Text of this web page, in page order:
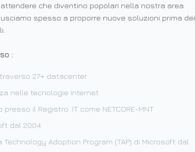
che diventino popolari nella nostra area
spesso a proporre nuove soluzioni prima dei
:
27+ datacenter
nelle tecnologie Internet
il Registro .IT come NETCORE-MNT
dal 2004
Technology Adoption Program (TAP) di Microsoft dal